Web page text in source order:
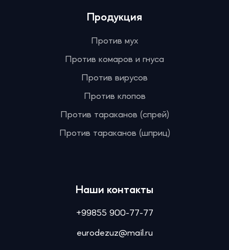
Продукция
Против мух
Против комаров и гнуса
Против вирусов
Против клопов
Против тараканов (спрей)
Против тараканов (шприц)
Наши контакты
+99855 900-77-77
eurodezuz@mail.ru